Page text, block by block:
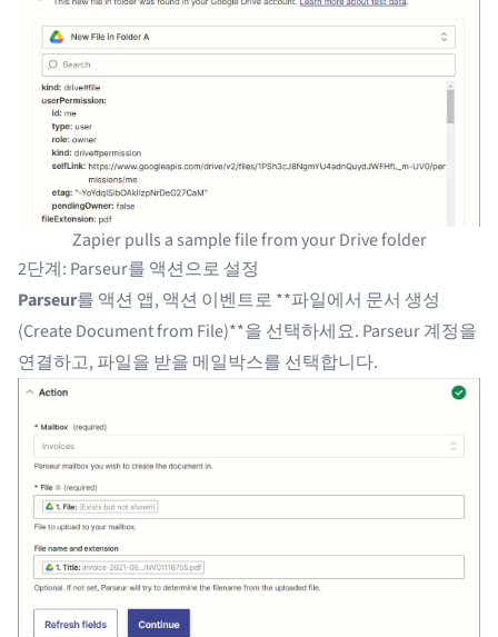
Zapier pulls a sample file from your Drive folder
2단계: Parseur를 액션으로 설정
Parseur를 액션 앱, 액션 이벤트로 **파일에서 문서 생성
(Create Document from File)**을 선택하세요. Parseur 계정을
연결하고, 파일을 받을 메일박스를 선택합니다.